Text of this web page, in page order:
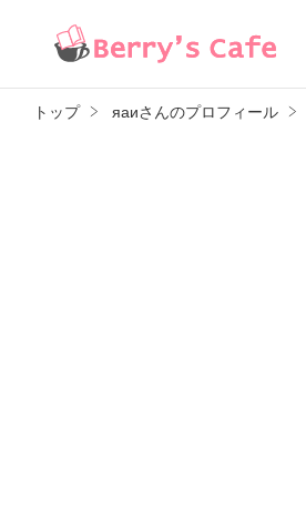
トップ яаиさんのプロフィール